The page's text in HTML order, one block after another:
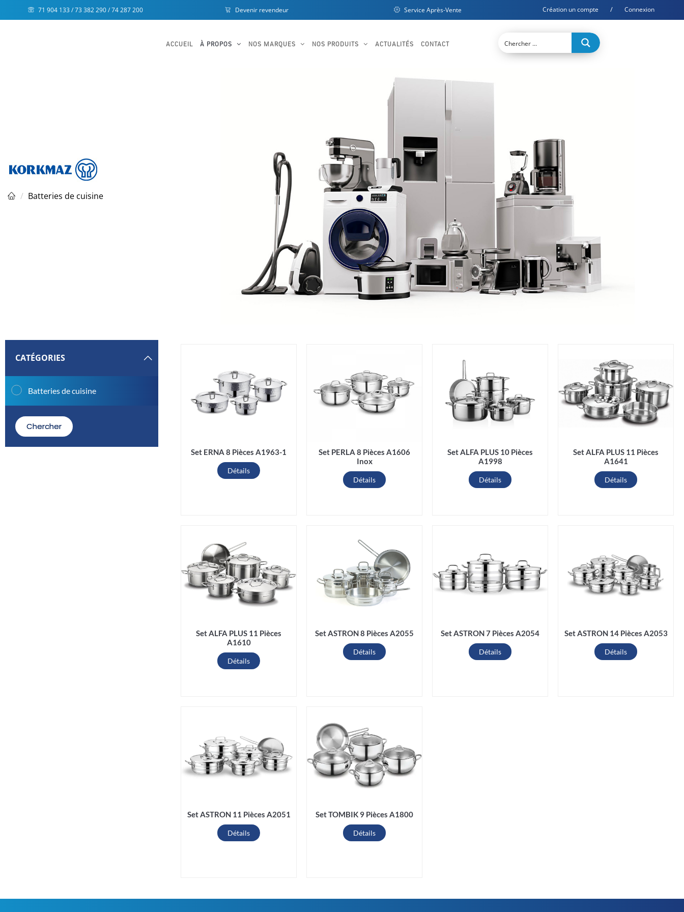
71 904 133 / 73 382 290 / 74 287 200 Devenir revendeur Service Après-Vente Création un compte / Connexion
ACCUEIL À PROPOS NOS MARQUES NOS PRODUITS ACTUALITÉS CONTACT
Batteries de cuisine
CATÉGORIES
Batteries de cuisine
Chercher
Set ERNA 8 Pièces A1963-1
Détails
Set PERLA 8 Pièces A1606
Inox
Détails
Set ALFA PLUS 10 Pièces
A1998
Détails
Set ALFA PLUS 11 Pièces
A1641
Détails
Set ALFA PLUS 11 Pièces
A1610
Détails
Set ASTRON 8 Pièces A2055
Détails
Set ASTRON 7 Pièces A2054
Détails
Set ASTRON 14 Pièces A2053
Détails
Set ASTRON 11 Pièces A2051
Détails
Set TOMBIK 9 Pièces A1800
Détails